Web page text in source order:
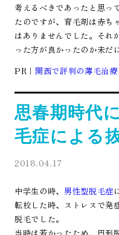
考えるべきであったと思っ
たのですが、育毛剤は赤ち
はありませんでした。それ
った方が良かったのか未だ
PR｜ 関西で評判の薄毛治
思春期時代
毛症による
2018.04.17
中学生の時、 男性型脱毛症
転校した時、ストレスで発
脱毛でした。